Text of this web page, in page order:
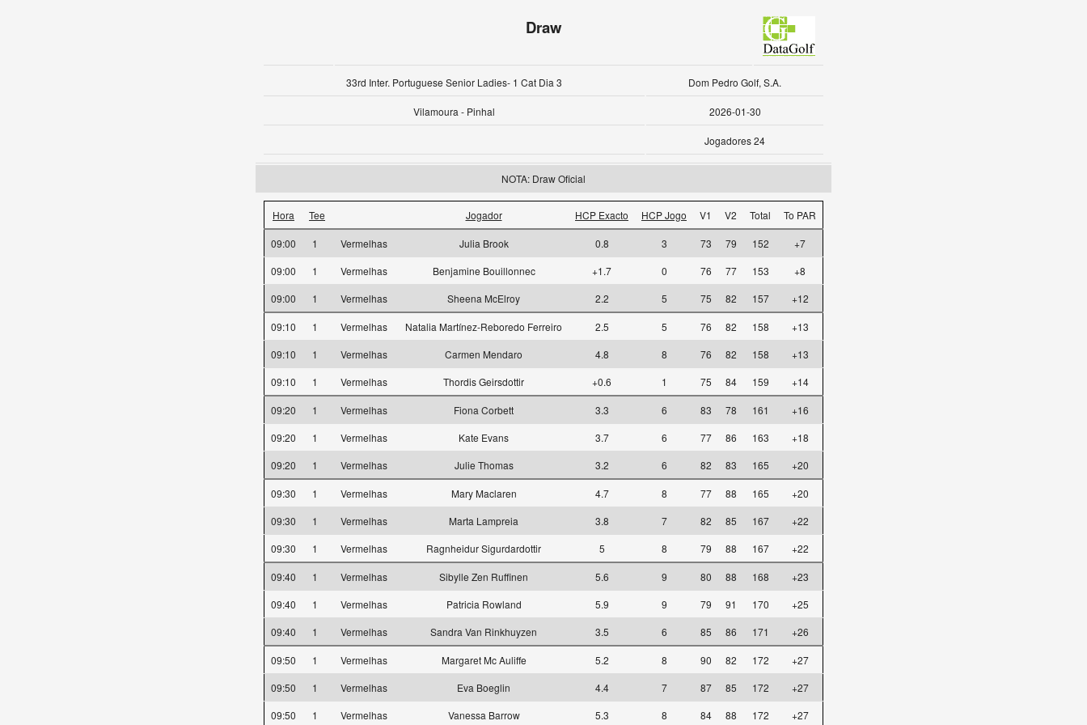
Draw
33rd Inter. Portuguese Senior Ladies- 1 Cat Dia 3 Dom Pedro Golf, S.A.
Vilamoura - Pinhal 2026-01-30
Jogadores 24
NOTA: Draw Oficial
Hora Tee Jogador HCP Exacto HCP Jogo V1 V2 Total To PAR
09:00 1 Vermelhas Julia Brook 0.8 3 73 79 152
+7
09:00
1 Vermelhas Benjamine Bouillonnec +1.7 0 76 77 153
+8
09:00
1 Vermelhas Sheena McElroy 2.2 5 75 82 157 +12
09:10 1 Vermelhas Natalia Martínez-Reboredo Ferreiro 2.5 5 76 82 158
+13
09:10
1 Vermelhas Carmen Mendaro 4.8 8 76 82 158
+13
09:10
1 Vermelhas Thordis Geirsdottir +0.6 1 75 84 159 +14
09:20 1 Vermelhas Fiona Corbett 3.3 6 83 78 161
+16
09:20
1 Vermelhas Kate Evans 3.7 6 77 86 163
+18
09:20
1 Vermelhas Julie Thomas 3.2 6 82 83 165 +20
09:30 1 Vermelhas Mary Maclaren 4.7 8 77 88 165
+20
09:30
1 Vermelhas Marta Lampreia 3.8 7 82 85 167
+22
09:30
1 Vermelhas Ragnheidur Sigurdardottir 5 8 79 88 167 +22
09:40 1 Vermelhas Sibylle Zen Ruffinen 5.6 9 80 88 168
+23
09:40
1 Vermelhas Patricia Rowland 5.9 9 79 91 170
+25
09:40
1 Vermelhas Sandra Van Rinkhuyzen 3.5 6 85 86 171 +26
09:50 1 Vermelhas Margaret Mc Auliffe 5.2 8 90 82 172
+27
09:50
1 Vermelhas Eva Boeglin 4.4 7 87 85 172
+27
09:50
1 Vermelhas Vanessa Barrow 5.3 8 84 88 172 +27